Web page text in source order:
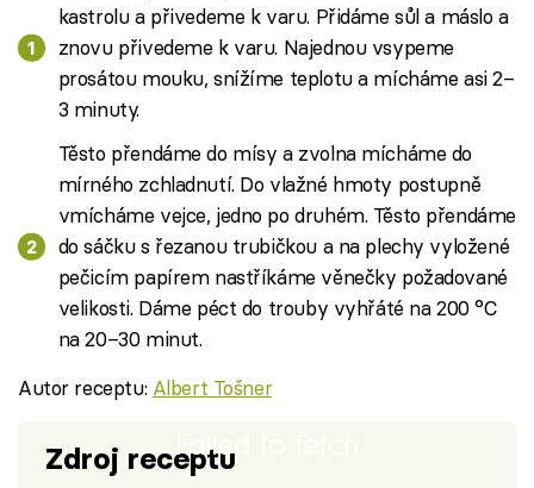
kastrolu a přivedeme k varu. Přidáme sůl a máslo a
znovu přivedeme k varu. Najednou vsypeme
prosátou mouku, snížíme teplotu a mícháme asi 2–
3 minuty.
Těsto přendáme do mísy a zvolna mícháme do
mírného zchladnutí. Do vlažné hmoty postupně
vmícháme vejce, jedno po druhém. Těsto přendáme
do sáčku s řezanou trubičkou a na plechy vyložené
pečicím papírem nastříkáme věnečky požadované
velikosti. Dáme péct do trouby vyhřáté na 200 °C
na 20–30 minut.
Autor receptu: Albert Tošner
Failed to fetch
Zdroj receptu